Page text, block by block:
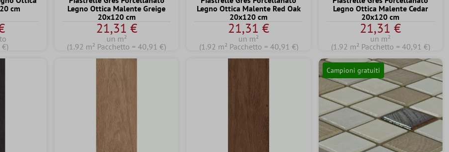
cm
€)
Legno Ottica Malente Greige
20x120 cm
21,31 €
un m²
(1.92 m² Pacchetto = 40,91 €)
Legno Ottica Malente Red Oak
20x120 cm
21,31 €
un m²
(1.92 m² Pacchetto = 40,91 €)
Legno Ottica Malente Cedar
20x120 cm
21,31 €
un m²
(1.92 m² Pacchetto = 40,91 €)
Campioni gratuiti